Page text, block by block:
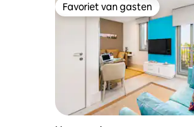
Favoriet van gasten
Favoriet van gasten